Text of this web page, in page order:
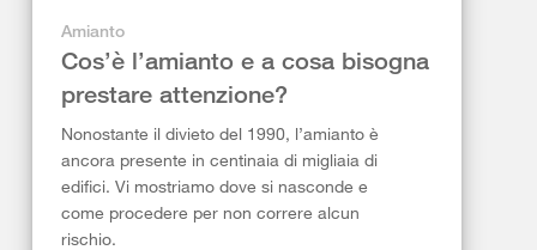
Amianto
Cos’è l’amianto e a cosa bisogna
prestare attenzione?
Nonostante il divieto del 1990, l’amianto è
ancora presente in centinaia di migliaia di
edifici. Vi mostriamo dove si nasconde e
come procedere per non correre alcun
rischio.